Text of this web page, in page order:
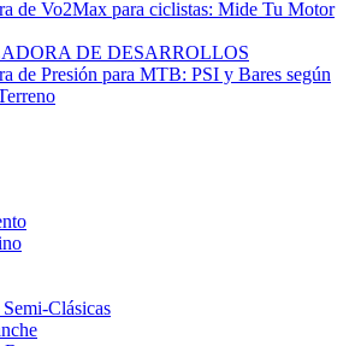
de Vo2Max para ciclistas: Mide Tu Motor
DE DESARROLLOS
de Presión para MTB: PSI y Bares según
Clásicas